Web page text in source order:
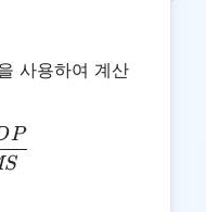
사용하여 계산
= \frac{GDP}{MS}
P